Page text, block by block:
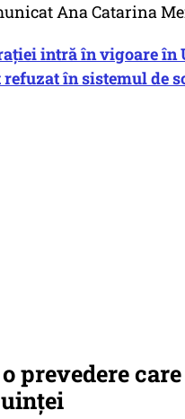
Ana Catarina
intră în vigoare în
în sistemul de
prevedere